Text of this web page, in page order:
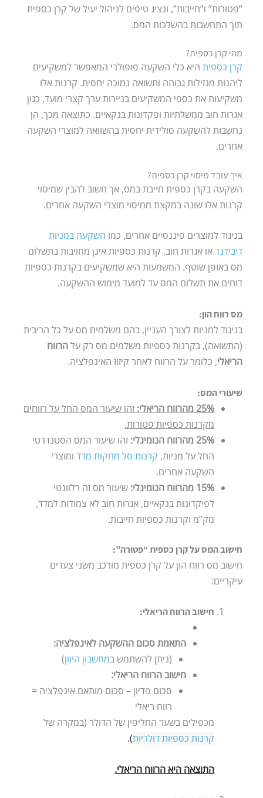
“פטורות” ו”חייבות”, ונציג טיפים לניהול יעיל של קרן כספית
תוך התחשבות בהשלכות המס.
מהי קרן כספית?
קרן כספיתהיא כלי השקעה פופולרי המאפשר למשקיעים
ליהנות מנזילות גבוהה ותשואה נמוכה יחסית. קרנות אלו
משקיעות את כספי המשקיעים בניירות ערך קצרי מועד, כגון
אגרות חוב ממשלתיות ופקדונות בנקאיים. כתוצאה מכך, הן
נחשבות להשקעה סולידית יחסית בהשוואה למוצרי השקעה
אחרים.
איך עובד מיסוי קרן כספית?
השקעה בקרן כספית חייבת במס, אך חשוב להבין שמיסוי
קרנות אלו שונה במקצת ממיסוי מוצרי השקעה אחרים.
בניגוד למוצרים פיננסיים אחרים, כמו השקעה במניות
דיבידנדאו אגרות חוב, קרנות כספיות אינן מחויבות בתשלום
מס באופן שוטף. המשמעות היא שמשקיעים בקרנות כספיות
דוחים את תשלום המס עד למועד מימוש ההשקעה.
מס רווח הון:
בניגוד למניות לצורך העניין, בהם משלמים מס על כל הריבית
(התשואה), בקרנות כספיות משלמים מס רק עלהרווח
הריאלי, כלומר על הרווח לאחר קיזוז האינפלציה.
שיעורי המס:
25% מהרווח הריאלי:
זהו שיעור המס החל על רווחים
מקרנות כספיות פטורות.
25% מהרווח הנומינלי:
זהו שיעור המס הסטנדרטי
החל על מניות, קרנות סל מחקות מדדומוצרי
השקעה אחרים.
15% מהרווח הנומינלי:
שיעור מס זה רלוונטי
לפיקדונות בנקאיים, אגרות חוב לא צמודות למדד,
מק”מ וקרנות כספיות חייבות.
חישוב המס על קרן כספית “פטורה”:
חישוב מס רווח הון על קרן כספית מורכב משני צעדים
עיקריים:
חישוב הרווח הריאלי:
התאמת סכום ההשקעה לאינפלציה:
(ניתן להשתמש במחשבון היוון)
חישוב הרווח הריאלי:
סכום פדיון – סכום מותאם אינפלציה =
רווח ריאלי
מכפילים בשער החליפין של הדולר (במקרה של
קרנות כספיות דולריות).
התוצאה היא הרווח הריאלי.